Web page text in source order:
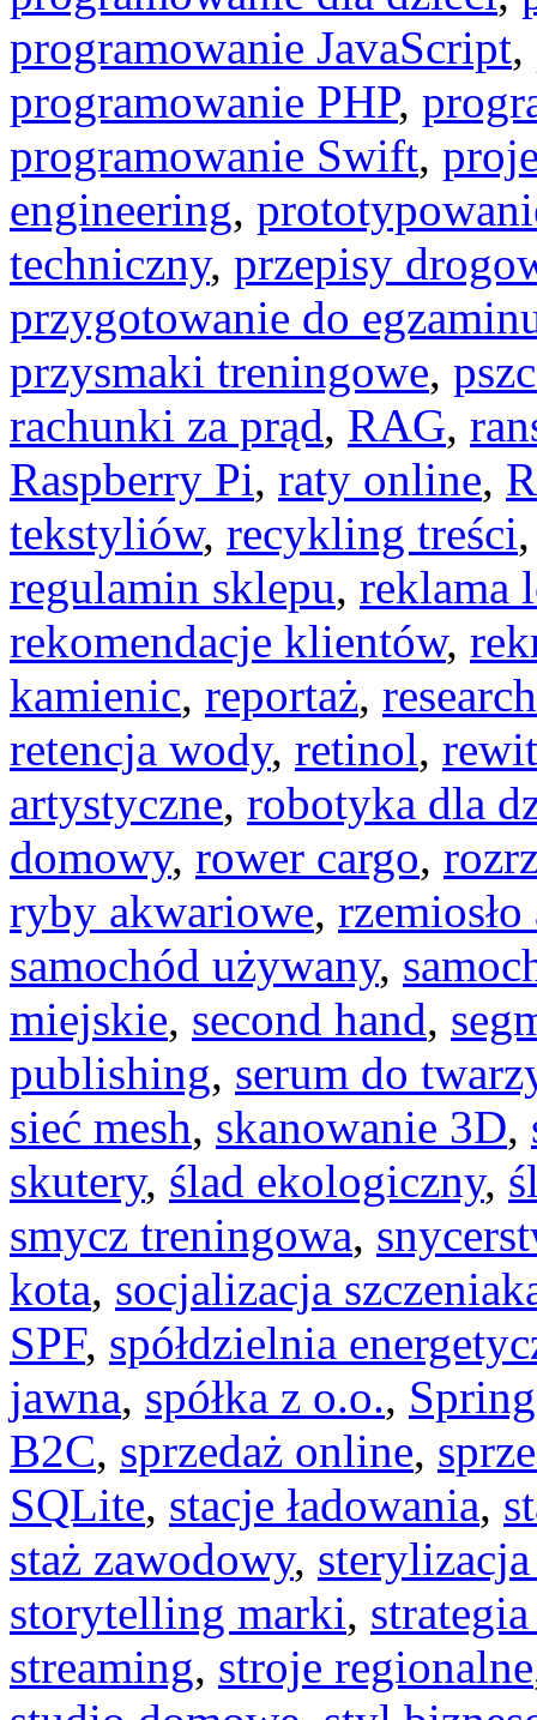
programowanie JavaScript,
programowanie PHP,
programowanie Swift,
engineering,
techniczny, przepisy
przygotowanie do
przysmaki treningowe,
rachunki za prąd, RAG,
Raspberry Pi, raty online,
tekstyliów, recykling treści
regulamin sklepu, reklama
rekomendacje klientów,
kamienic, reportaż,
retencja wody, retinol,
artystyczne, robotyka dla
domowy, rower cargo,
ryby akwariowe,
samochód używany,
miejskie, second hand,
publishing, serum do
sieć mesh, skanowanie 3D,
skutery, ślad ekologiczny,
smycz treningowa,
kota, socjalizacja
SPF, spółdzielnia
jawna, spółka z o.o.,
B2C, sprzedaż online,
SQLite, stacje ładowania,
staż zawodowy,
storytelling marki,
streaming, stroje regionalne